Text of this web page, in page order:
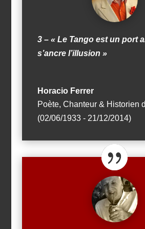
3 – « Le Tango est un port
s’ancre l’illusion »
Horacio Ferrer
Poète, Chanteur & Historien
(02/06/1933 - 21/12/2014)